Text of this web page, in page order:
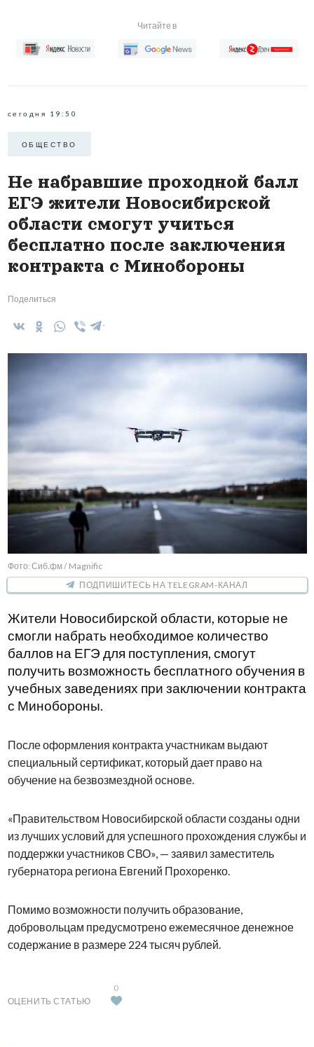
Читайте в
сегодня 19:50
ОБЩЕСТВО
Не набравшие проходной балл
ЕГЭ жители Новосибирской
области смогут учиться
бесплатно после заключения
контракта с Минобороны
Поделиться
Фото: Сиб.фм / Magnific
ПОДПИШИТЕСЬ НА TELEGRAM-КАНАЛ
Жители Новосибирской области, которые не
смогли набрать необходимое количество
баллов на ЕГЭ для поступления, смогут
получить возможность бесплатного обучения в
учебных заведениях при заключении контракта
с Минобороны.
После оформления контракта участникам выдают
специальный сертификат, который дает право на
обучение на безвозмездной основе.
«Правительством Новосибирской области созданы одни
из лучших условий для успешного прохождения службы и
поддержки участников СВО», — заявил заместитель
губернатора региона Евгений Прохоренко.
Помимо возможности получить образование,
добровольцам предусмотрено ежемесячное денежное
содержание в размере 224 тысяч рублей.
ОЦЕНИТЬ СТАТЬЮ
0